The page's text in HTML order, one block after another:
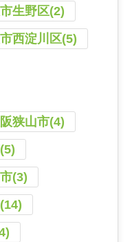
生野区(2)
西淀川区(5)
狭山市(4)
(3)